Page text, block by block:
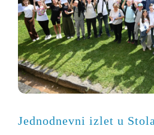
Jednodnevni izlet u